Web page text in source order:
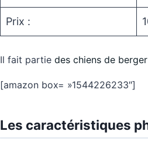
Prix :
Il fait partie des chiens de
[amazon box= »1544226233″]
Les caractéristiques